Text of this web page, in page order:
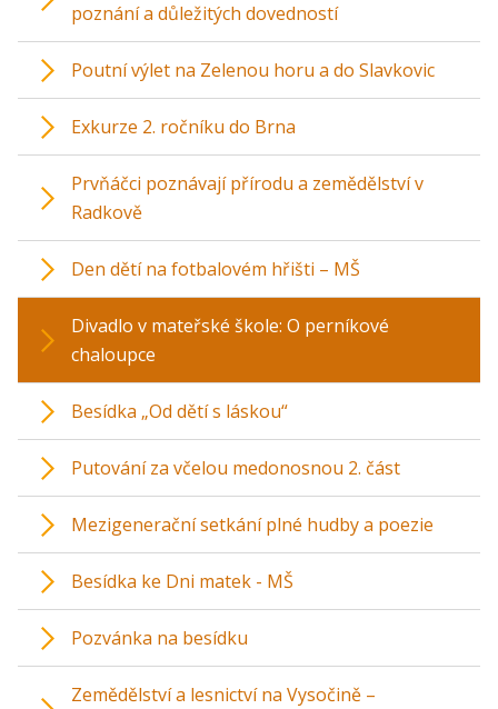
poznání a důležitých dovedností
Poutní výlet na Zelenou horu a do Slavkovic
Exkurze 2. ročníku do Brna
Prvňáčci poznávají přírodu a zemědělství v
Radkově
Den dětí na fotbalovém hřišti – MŠ
Divadlo v mateřské škole: O perníkové
chaloupce
Besídka „Od dětí s láskou“
Putování za včelou medonosnou 2. část
Mezigenerační setkání plné hudby a poezie
Besídka ke Dni matek - MŠ
Pozvánka na besídku
Zemědělství a lesnictví na Vysočině –